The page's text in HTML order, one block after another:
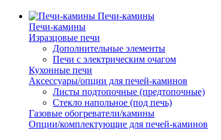
Печи-камины
Печи-камины
Изразцовые печи
Дополнительные элементы
Печи с электрическим очагом
Кухонные печи
Аксессуары/опции для печей-каминов
Листы подтопочные (предтопочные)
Стекло напольное (под печь)
Газовые обогреватели/камины
Опции/комплектующие для печей-каминов